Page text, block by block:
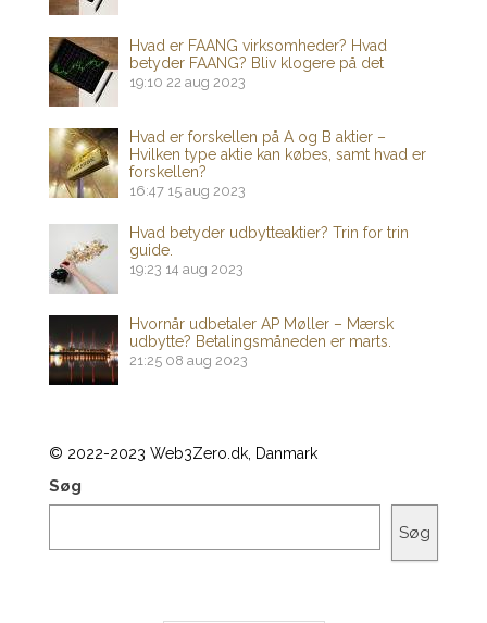
Hvad er FAANG virksomheder? Hvad
betyder FAANG? Bliv klogere på det
19:10 22 aug 2023
Hvad er forskellen på A og B aktier –
Hvilken type aktie kan købes, samt hvad er
forskellen?
16:47 15 aug 2023
Hvad betyder udbytteaktier? Trin for trin
guide.
19:23 14 aug 2023
Hvornår udbetaler AP Møller – Mærsk
udbytte? Betalingsmåneden er marts.
21:25 08 aug 2023
© 2022-2023 Web3Zero.dk, Danmark
Søg
Søg